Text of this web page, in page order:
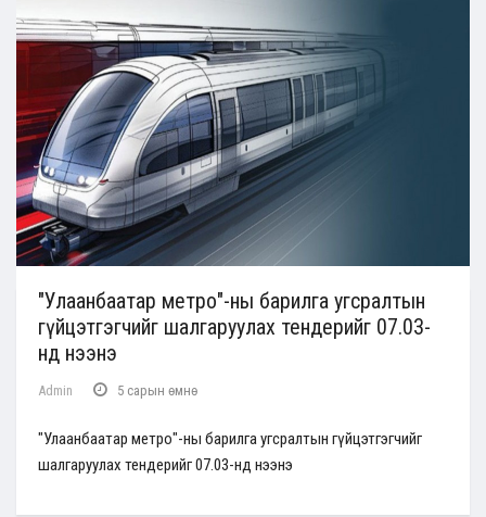
"Улаанбаатар метро"-ны барилга угсралтын
гүйцэтгэгчийг шалгаруулах тендерийг 07.03-
нд нээнэ
Admin 5 сарын өмнө
"Улаанбаатар метро"-ны барилга угсралтын гүйцэтгэгчийг
шалгаруулах тендерийг 07.03-нд нээнэ